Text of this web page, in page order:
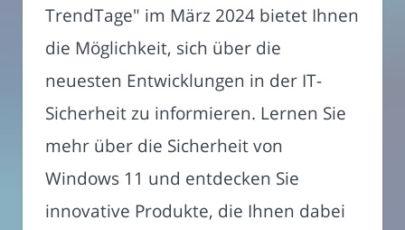
TrendTage" im März 2024 bietet Ihnen
die Möglichkeit, sich über die
neuesten Entwicklungen in der IT-
Sicherheit zu informieren. Lernen Sie
mehr über die Sicherheit von
Windows 11 und entdecken Sie
innovative Produkte, die Ihnen dabei